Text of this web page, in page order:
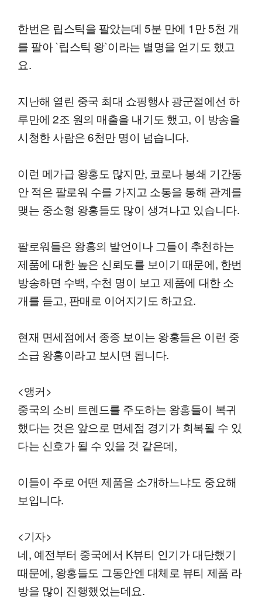
한번은 립스틱을 팔았는데 5분 만에 1만 5천 개
를 팔아 `립스틱 왕`이라는 별명을 얻기도 했고
요.
지난해 열린 중국 최대 쇼핑행사 광군절에선 하
루만에 2조 원의 매출을 내기도 했고, 이 방송을
시청한 사람은 6천만 명이 넘습니다.
이런 메가급 왕홍도 많지만, 코로나 봉쇄 기간동
안 적은 팔로워 수를 가지고 소통을 통해 관계를
맺는 중소형 왕홍들도 많이 생겨나고 있습니다.
팔로워들은 왕홍의 발언이나 그들이 추천하는
제품에 대한 높은 신뢰도를 보이기 때문에, 한번
방송하면 수백, 수천 명이 보고 제품에 대한 소
개를 듣고, 판매로 이어지기도 하고요.
현재 면세점에서 종종 보이는 왕홍들은 이런 중
소급 왕홍이라고 보시면 됩니다.
<앵커>
중국의 소비 트렌드를 주도하는 왕홍들이 복귀
했다는 것은 앞으로 면세점 경기가 회복될 수 있
다는 신호가 될 수 있을 것 같은데,
이들이 주로 어떤 제품을 소개하느냐도 중요해
보입니다.
<기자>
네, 예전부터 중국에서 K뷰티 인기가 대단했기
때문에, 왕홍들도 그동안엔 대체로 뷰티 제품 라
방을 많이 진행했었는데요.